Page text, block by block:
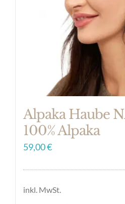
Alpaka Haube
100% Alpaka
59,00€
inkl. MwSt.